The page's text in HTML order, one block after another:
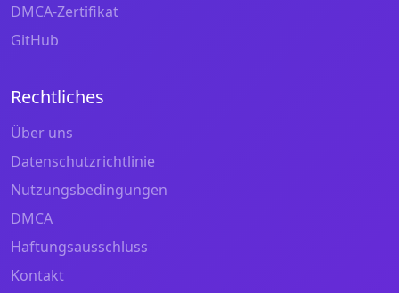
DMCA-Zertifikat
GitHub
Rechtliches
Über uns
Datenschutzrichtlinie
Nutzungsbedingungen
DMCA
Haftungsausschluss
Kontakt